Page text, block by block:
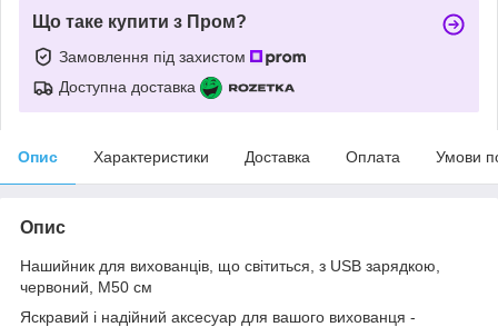
Що таке купити з Пром?
Замовлення під захистом
Доступна доставка
Опис Характеристики Доставка Оплата Умови
Опис
Нашийник для вихованців, що світиться, з USB зарядкою,
червоний, M50 см
Яскравий і надійний аксесуар для вашого вихованця -